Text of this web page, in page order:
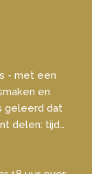
- met een
en
geleerd dat
delen: tijd…